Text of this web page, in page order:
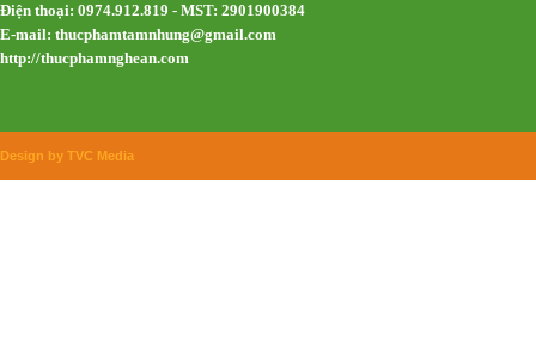
Điện thoại: 0974.912.819 - MST: 2901900384
E-mail: thucphamtamnhung@gmail.com
http://thucphamnghean.com
Design by TVC Media